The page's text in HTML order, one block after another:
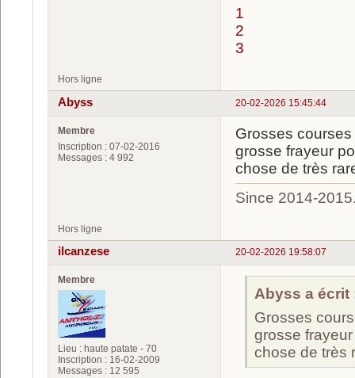
1
2
3
Hors ligne
20-02-2026 15:45:44
Abyss
Membre
Inscription : 07-02-2016
Messages : 4 992
Grosses
grosse frayeur
chose de très
Since 2014-
Hors ligne
20-02-2026 19:58:07
ilcanzese
Membre
Lieu : haute patate - 70
Inscription : 16-02-2009
Messages : 12 595
Abyss a écrit
Grosses
grosse
chose de très